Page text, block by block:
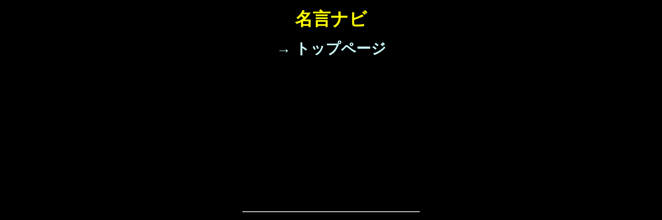
名言ナビ
→ トップページ